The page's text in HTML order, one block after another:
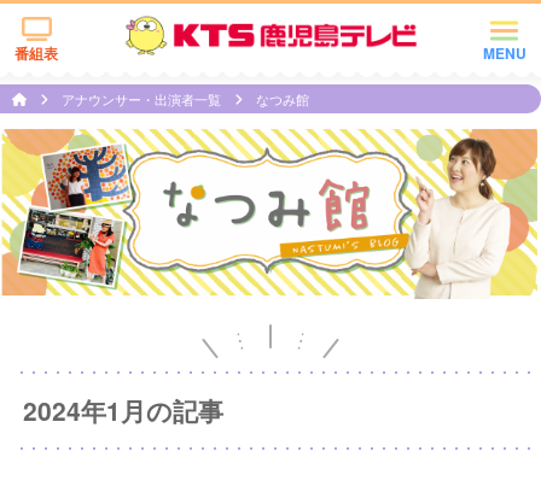
MENU
番組表
アナウンサー・出演者一覧 なつみ館
2024年1月の記事